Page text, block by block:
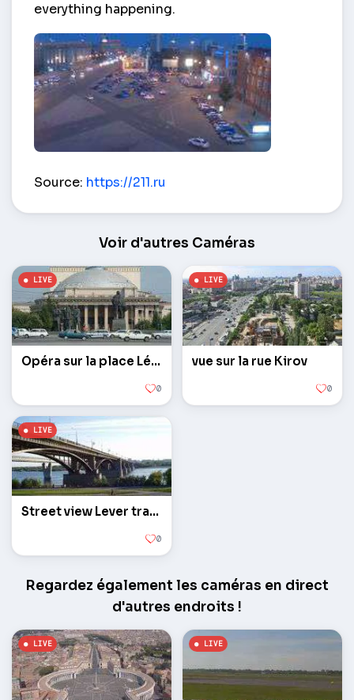
everything happening.
Source: https://211.ru
Voir d'autres Caméras
Opéra sur la place Lénine
0
vue sur la rue Kirov
0
Street view Lever travers pont Octobre
0
Regardez également les caméras en direct
d'autres endroits !